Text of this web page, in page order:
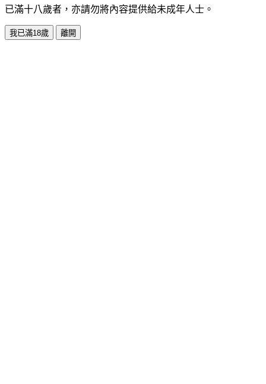
已滿十八歲者，亦請勿將內容提供給未成年人士。
我已滿18歲 離開